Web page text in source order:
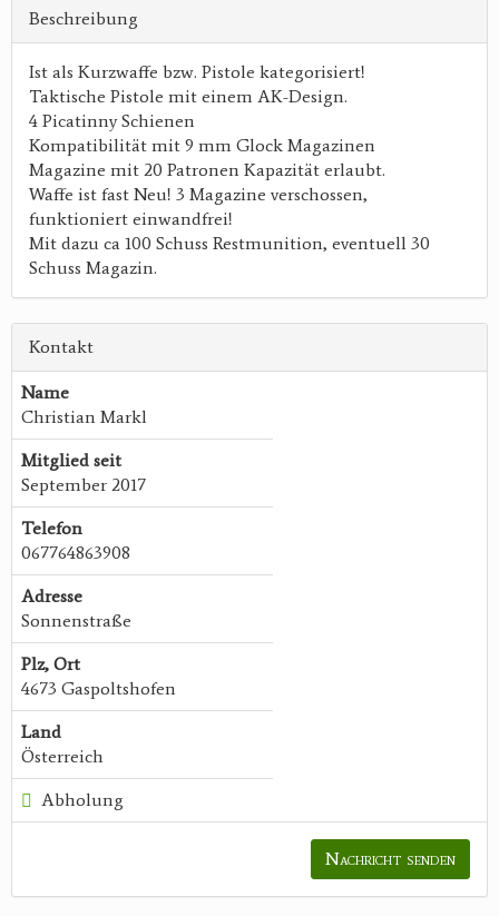
Beschreibung
Ist als Kurzwaffe bzw. Pistole kategorisiert!
Taktische Pistole mit einem AK-Design.
4 Picatinny Schienen
Kompatibilität mit 9 mm Glock Magazinen
Magazine mit 20 Patronen Kapazität erlaubt.
Waffe ist fast Neu! 3 Magazine verschossen,
funktioniert einwandfrei!
Mit dazu ca 100 Schuss Restmunition, eventuell 30
Schuss Magazin.
Kontakt
Name
Christian Markl
Mitglied seit
September 2017
Telefon
067764863908
Adresse
Sonnenstraße
Plz, Ort
4673 Gaspoltshofen
Land
Österreich
Abholung
Nachricht senden